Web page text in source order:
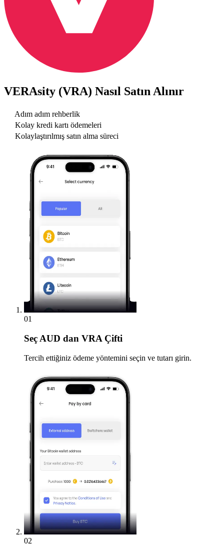
VERAsity (VRA) Nasıl Satın Alınır
Adım adım rehberlik
Kolay kredi kartı ödemeleri
Kolaylaştırılmış satın alma süreci
01
Seç AUD dan VRA Çifti
Tercih ettiğiniz ödeme yöntemini seçin ve tutarı girin.
02